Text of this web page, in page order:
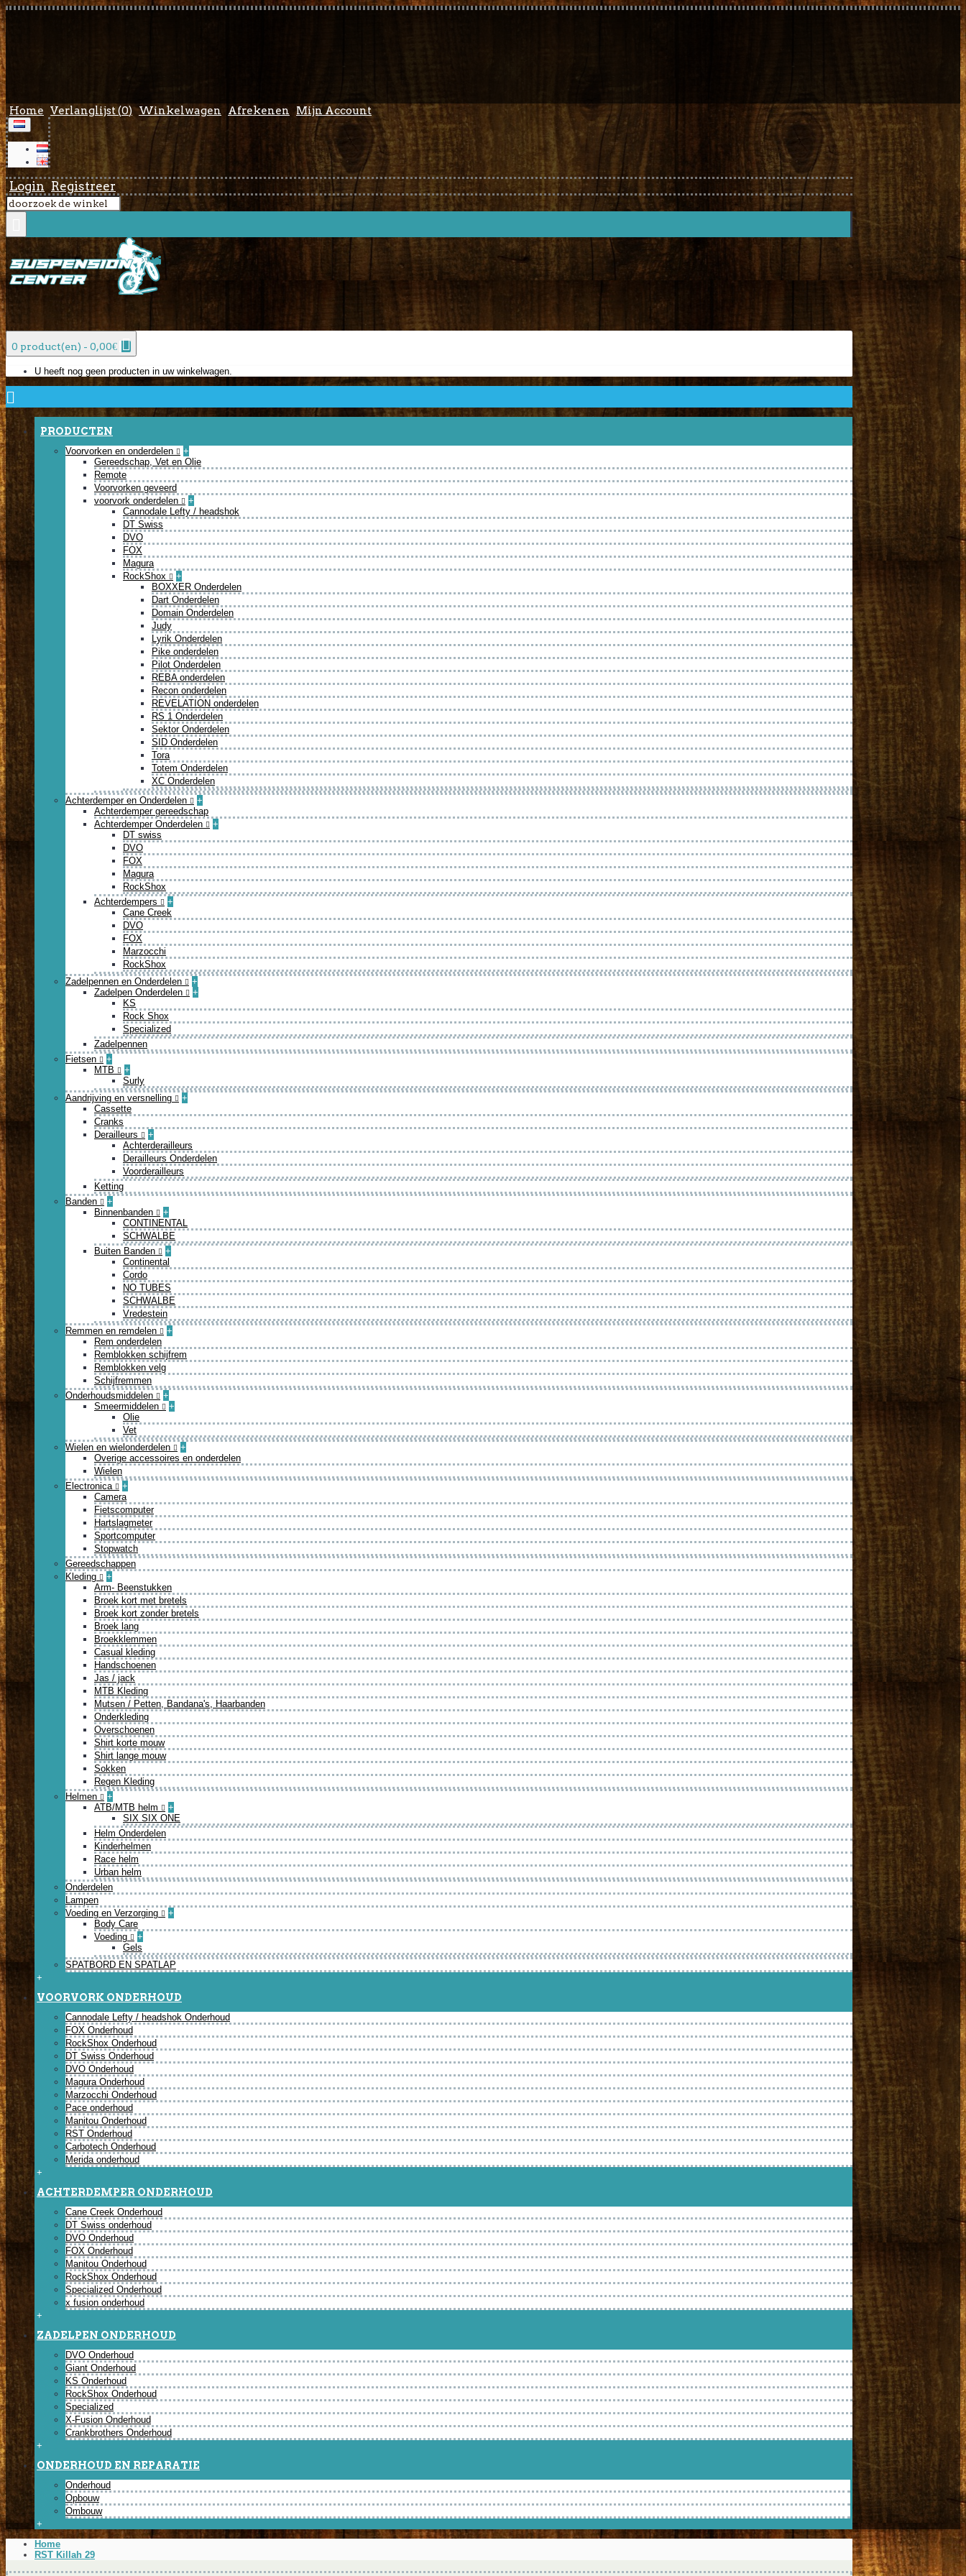
Home Verlanglijst (0) Winkelwagen Afrekenen Mijn Account
Login Registreer
0 product(en) - 0,00€
U heeft nog geen producten in uw winkelwagen.
PRODUCTEN
Voorvorken en onderdelen
+
Gereedschap, Vet en Olie
Remote
Voorvorken geveerd
voorvork onderdelen
+
Cannodale Lefty / headshok
DT Swiss
DVO
FOX
Magura
RockShox
+
BOXXER Onderdelen
Dart Onderdelen
Domain Onderdelen
Judy
Lyrik Onderdelen
Pike onderdelen
Pilot Onderdelen
REBA onderdelen
Recon onderdelen
REVELATION onderdelen
RS 1 Onderdelen
Sektor Onderdelen
SID Onderdelen
Tora
Totem Onderdelen
XC Onderdelen
Achterdemper en Onderdelen
+
Achterdemper gereedschap
Achterdemper Onderdelen
+
DT swiss
DVO
FOX
Magura
RockShox
Achterdempers
+
Cane Creek
DVO
FOX
Marzocchi
RockShox
Zadelpennen en Onderdelen
+
Zadelpen Onderdelen
+
KS
Rock Shox
Specialized
Zadelpennen
Fietsen
+
MTB
+
Surly
Aandrijving en versnelling
+
Cassette
Cranks
Derailleurs
+
Achterderailleurs
Derailleurs Onderdelen
Voorderailleurs
Ketting
Banden
+
Binnenbanden
+
CONTINENTAL
SCHWALBE
Buiten Banden
+
Continental
Cordo
NO TUBES
SCHWALBE
Vredestein
Remmen en remdelen
+
Rem onderdelen
Remblokken schijfrem
Remblokken velg
Schijfremmen
Onderhoudsmiddelen
+
Smeermiddelen
+
Olie
Vet
Wielen en wielonderdelen
+
Overige accessoires en onderdelen
Wielen
Electronica
+
Camera
Fietscomputer
Hartslagmeter
Sportcomputer
Stopwatch
Gereedschappen
Kleding
+
Arm- Beenstukken
Broek kort met bretels
Broek kort zonder bretels
Broek lang
Broekklemmen
Casual kleding
Handschoenen
Jas / jack
MTB Kleding
Mutsen / Petten, Bandana's, Haarbanden
Onderkleding
Overschoenen
Shirt korte mouw
Shirt lange mouw
Sokken
Regen Kleding
Helmen
+
ATB/MTB helm
+
SIX SIX ONE
Helm Onderdelen
Kinderhelmen
Race helm
Urban helm
Onderdelen
Lampen
Voeding en Verzorging
+
Body Care
Voeding
+
Gels
SPATBORD EN SPATLAP
+
VOORVORK ONDERHOUD
Cannodale Lefty / headshok Onderhoud
FOX Onderhoud
RockShox Onderhoud
DT Swiss Onderhoud
DVO Onderhoud
Magura Onderhoud
Marzocchi Onderhoud
Pace onderhoud
Manitou Onderhoud
RST Onderhoud
Carbotech Onderhoud
Merida onderhoud
+
ACHTERDEMPER ONDERHOUD
Cane Creek Onderhoud
DT Swiss onderhoud
DVO Onderhoud
FOX Onderhoud
Manitou Onderhoud
RockShox Onderhoud
Specialized Onderhoud
x fusion onderhoud
+
ZADELPEN ONDERHOUD
DVO Onderhoud
Giant Onderhoud
KS Onderhoud
RockShox Onderhoud
Specialized
X-Fusion Onderhoud
Crankbrothers Onderhoud
+
ONDERHOUD EN REPARATIE
Onderhoud
Opbouw
Ombouw
+
Home
RST Killah 29